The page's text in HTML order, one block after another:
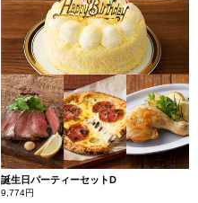
誕生日パーティーセットD
9,774円